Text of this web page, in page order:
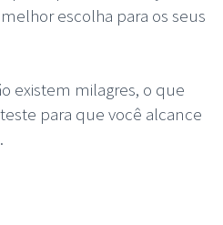
escolha para os seus
existem milagres, o que
para que você alcance